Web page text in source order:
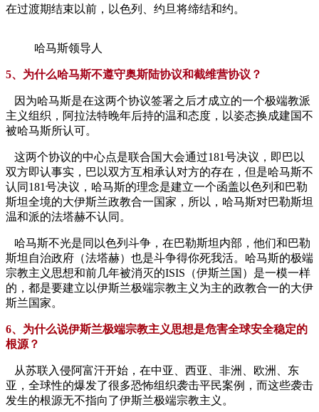
在过渡期结束以前，以色列、约旦将缔结和约。
哈马斯领导人
5、为什么哈马斯不遵守奥斯陆协议和截维营协议？
因为哈马斯是在这两个协议签署之后才成立的一个极端教派
主义组织，阿拉法特晚年后持的温和态度，以姿态换成建国不
被哈马斯所认可。
这两个协议的中心点是联合国大会通过181号决议，即巴以
双方即认事实，巴以双方互相承认对方的存在，但是哈马斯不
认同181号决议，哈马斯的理念是建立一个函盖以色列和巴勒
斯坦全境的大伊斯兰政教合一国家，所以，哈马斯对巴勒斯坦
温和派的法塔赫不认同。
哈马斯不光是同以色列斗争，在巴勒斯坦内部，他们和巴勒
斯坦自治政府（法塔赫）也是斗争得你死我活。哈马斯的极端
宗教主义思想和前几年被消灭的ISIS（伊斯兰国）是一模一样
的，都是要建立以伊斯兰极端宗教主义为主的政教合一的大伊
斯兰国家。
6、为什么说伊斯兰极端宗教主义思想是危害全球安全稳定的
根源？
从苏联入侵阿富汗开始，在中亚、西亚、非洲、欧洲、东
亚，全球性的爆发了很多恐怖组织袭击平民案例，而这些袭击
发生的根源无不指向了伊斯兰极端宗教主义。